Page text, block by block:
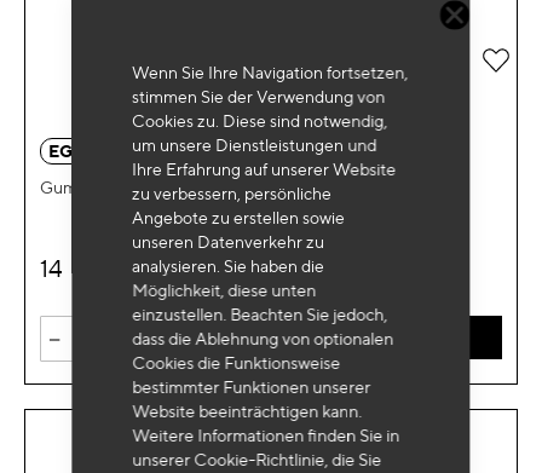
Wenn Sie Ihre Navigation fortsetzen,
stimmen Sie der Verwendung von
Cookies zu. Diese sind notwendig,
um unsere Dienstleistungen und
Ihre Erfahrung auf unserer Website
zu verbessern, persönliche
Angebote zu erstellen sowie
unseren Datenverkehr zu
analysieren. Sie haben die
Möglichkeit, diese unten
einzustellen. Beachten Sie jedoch,
dass die Ablehnung von optionalen
Cookies die Funktionsweise
bestimmter Funktionen unserer
Website beeinträchtigen kann.
Weitere Informationen finden Sie in
unserer Cookie-Richtlinie, die Sie
EG 1148
Gummibandstopf Rund Ø130x10mm
14
- IN DEN WARENKORB
Zur